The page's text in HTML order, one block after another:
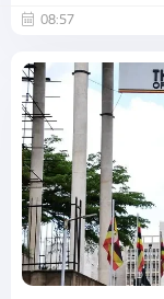
08:57